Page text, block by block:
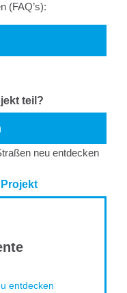
(FAQ’s):
teil?
entdecken